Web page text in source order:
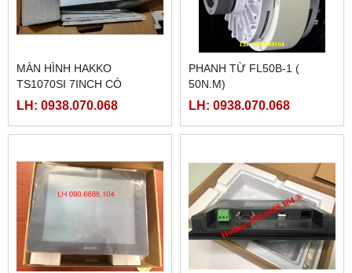
MÀN HÌNH HAKKO
TS1070SI 7INCH CÓ
ETHERNET
LH: 0938.070.068
PHANH TỪ FL50B-1 (
50N.M)
LH: 0938.070.068